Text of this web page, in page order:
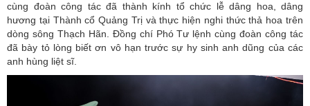
cùng đoàn công tác đã thành kính tổ chức lễ dâng hoa, dâng
hương tại Thành cổ Quảng Trị và thực hiện nghi thức thả hoa trên
dòng sông Thạch Hãn. Đồng chí PhóTư lệnh cùng đoàn công tác
đã bày tỏ lòng biết ơn vô hạn trước sự hy sinh anh dũng của các
anh hùng liệt sĩ.